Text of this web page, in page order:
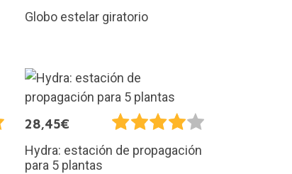
Globo estelar giratorio
28,45€
Hydra: estación de propagación
para 5 plantas